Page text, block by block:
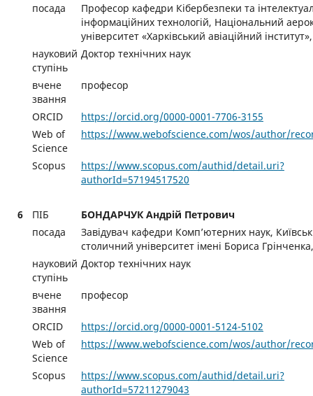
посада
Професор кафедри Кібербезпеки та
інформаційних технологій, Національний
університет «Харківський авіаційний
науковий
ступінь
Доктор технічних наук
вчене
звання
професор
ORCID
https://orcid.org/0000-0001-7706-3155
Web of
Science
https://www.webofscience.com/wos/author/
Scopus
https://www.scopus.com/authid/detail.uri?
authorId=57194517520
6 ПІБ
БОНДАРЧУК Андрій Петрович
посада
Завідувач кафедри Комп’ютерних наук,
столичний університет імені Бориса
науковий
ступінь
Доктор технічних наук
вчене
звання
професор
ORCID
https://orcid.org/0000-0001-5124-5102
Web of
Science
https://www.webofscience.com/wos/author/
Scopus
https://www.scopus.com/authid/detail.uri?
authorId=57211279043